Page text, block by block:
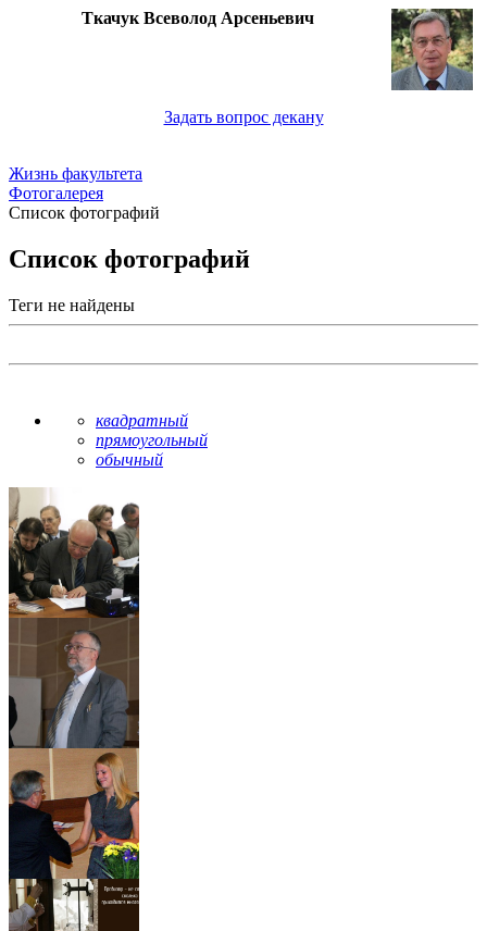
Ткачук Всеволод Арсеньевич
Задать вопрос декану
Жизнь факультета
Фотогалерея
Список фотографий
Список фотографий
Теги не найдены
квадратный
прямоугольный
обычный